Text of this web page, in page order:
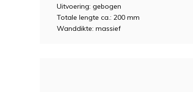
Uitvoering: gebogen
Totale lengte ca.: 200 mm
Wanddikte: massief